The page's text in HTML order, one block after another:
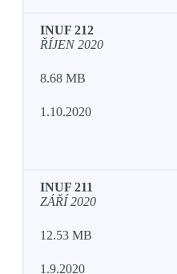
INUF 212
ŘÍJEN 2020
8.68 MB
1.10.2020
INUF 211
ZÁŘÍ 2020
12.53 MB
1.9.2020